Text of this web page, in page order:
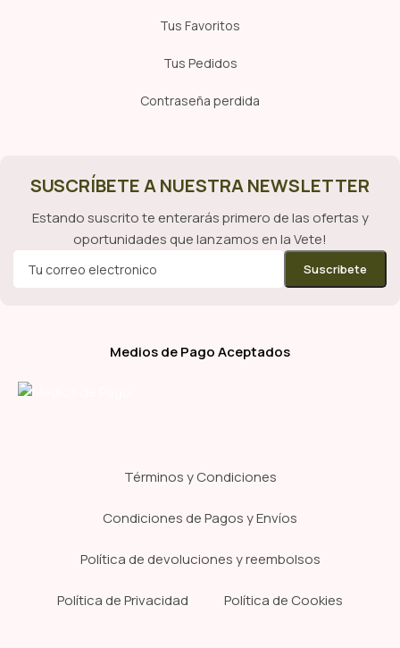
Tus Favoritos
Tus Pedidos
Contraseña perdida
SUSCRÍBETE A NUESTRA NEWSLETTER
Estando suscrito te enterarás primero de las ofertas y
oportunidades que lanzamos en la Vete!
Medios de Pago Aceptados
Términos y Condiciones
Condiciones de Pagos y Envíos
Política de devoluciones y reembolsos
Política de Privacidad Política de Cookies